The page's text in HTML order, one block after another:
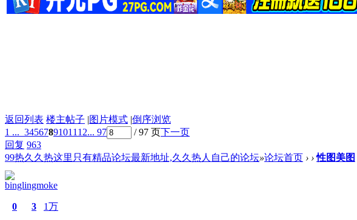
返回列表 楼主帖子 |图片模式 |倒序浏览
1 ... 34567891011 12... 97 / 97 页下一页
回复 963
99热久久热这里只有精品论坛最新地址,久久热人自己的论坛»论坛首页 › › 性图美图
binglingmoke
0 3 1万